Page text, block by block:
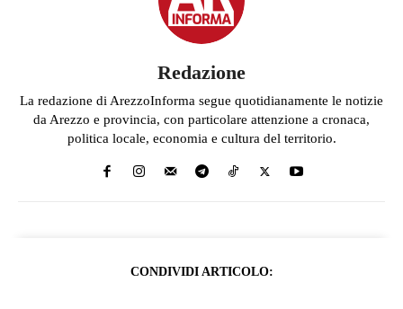
Redazione
La redazione di ArezzoInforma segue quotidianamente le notizie
da Arezzo e provincia, con particolare attenzione a cronaca,
politica locale, economia e cultura del territorio.
CONDIVIDI ARTICOLO: